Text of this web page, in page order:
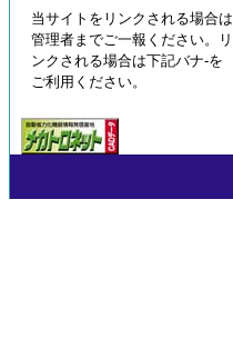
当サイトをリンクされる場合は
管理者までご一報ください。リ
ンクされる場合は下記バナ-を
ご利用ください。